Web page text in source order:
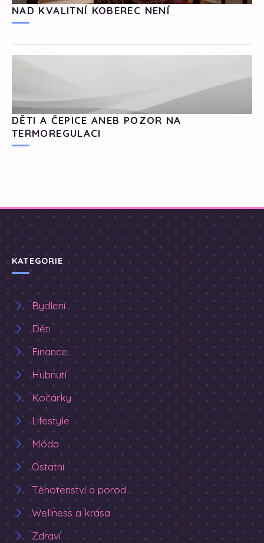
NAD KVALITNÍ KOBEREC NENÍ
DĚTI A ČEPICE ANEB POZOR NA
TERMOREGULACI
KATEGORIE
Bydlení
Děti
Finance
Hubnutí
Kočárky
Lifestyle
Móda
Ostatní
Těhotenství a porod
Wellness a krása
Zdraví